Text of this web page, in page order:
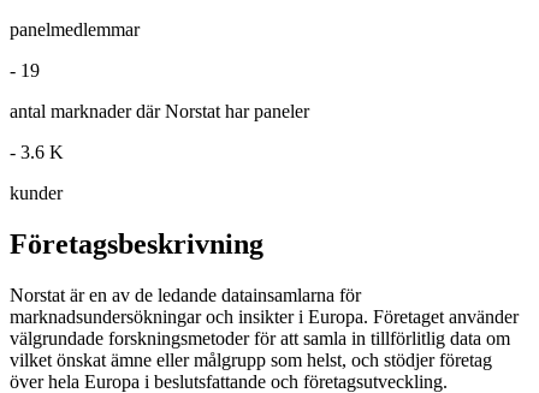
panelmedlemmar
- 19
antal marknader där Norstat har paneler
- 3.6 K
kunder
Företagsbeskrivning
Norstat är en av de ledande datainsamlarna för
marknadsundersökningar och insikter i Europa. Företaget använder
välgrundade forskningsmetoder för att samla in tillförlitlig data om
vilket önskat ämne eller målgrupp som helst, och stödjer företag
över hela Europa i beslutsfattande och företagsutveckling.